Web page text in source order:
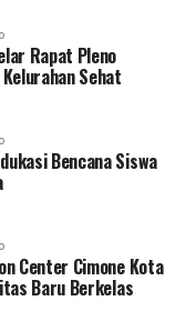
Rapat Pleno
Sehat
Bencana Siswa
Center Cimone Kota
Baru Berkelas